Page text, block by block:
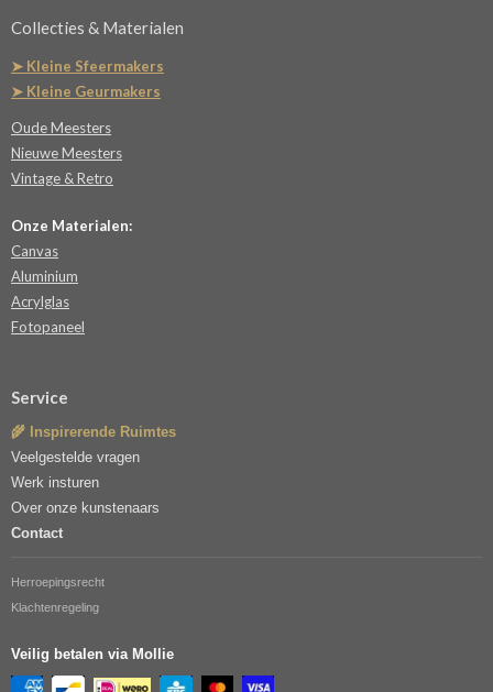
Collecties & Materialen
➤ Kleine Sfeermakers
➤ Kleine Geurmakers
Oude Meesters
Nieuwe Meesters
Vintage & Retro
Onze Materialen:
Canvas
Aluminium
Acrylglas
Fotopaneel
Service
🌾 Inspirerende Ruimtes
Veelgestelde vragen
Werk insturen
Over onze kunstenaars
Contact
Herroepingsrecht
Klachtenregeling
Veilig betalen via Mollie